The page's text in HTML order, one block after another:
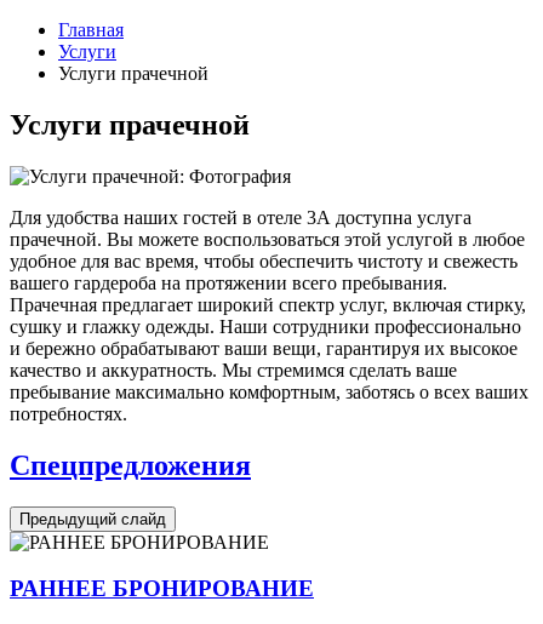
Главная
Услуги
Услуги прачечной
Услуги прачечной
Для удобства наших гостей в отеле 3А доступна услуга
прачечной. Вы можете воспользоваться этой услугой в любое
удобное для вас время, чтобы обеспечить чистоту и свежесть
вашего гардероба на протяжении всего пребывания.
Прачечная предлагает широкий спектр услуг, включая стирку,
сушку и глажку одежды. Наши сотрудники профессионально
и бережно обрабатывают ваши вещи, гарантируя их высокое
качество и аккуратность. Мы стремимся сделать ваше
пребывание максимально комфортным, заботясь о всех ваших
потребностях.
Спецпредложения
Предыдущий слайд
РАННЕЕ БРОНИРОВАНИЕ